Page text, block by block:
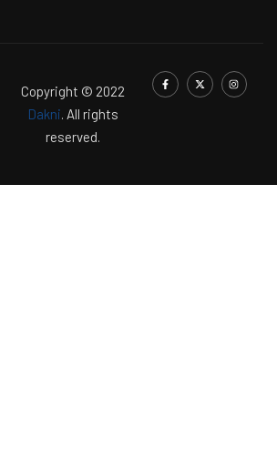
Copyright © 2022
Dakni. All rights
reserved.